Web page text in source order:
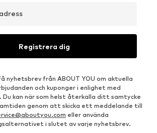
Registrera dig
nyhetsbrev från ABOUT YOU om aktuella
och kuponger i enlighet med
. Du kan när som helst återkalla ditt samtycke
genom att skicka ett meddelande till
eller använda
i slutet av varje nyhetsbrev.